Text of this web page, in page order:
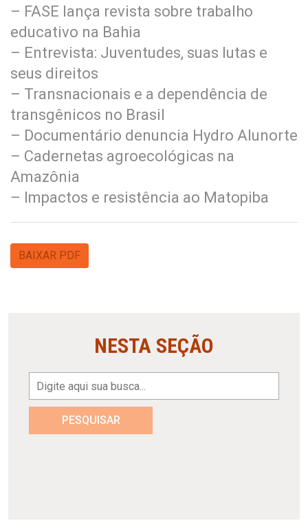
– FASE lança revista sobre trabalho
educativo na Bahia
– Entrevista: Juventudes, suas lutas e
seus direitos
– Transnacionais e a dependência de
transgênicos no Brasil
– Documentário denuncia Hydro Alunorte
– Cadernetas agroecológicas na
Amazônia
– Impactos e resistência ao Matopiba
BAIXAR PDF
NESTA SEÇÃO
PESQUISAR